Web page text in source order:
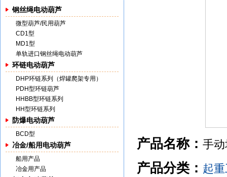
钢丝绳电动葫芦
微型葫芦/民用葫芦
CD1型
MD1型
单轨进口钢丝绳电动葫芦
环链电动葫芦
DHP环链系列（焊罐爬架专用）
PDH型环链葫芦
HHBB型环链系列
HH型环链系列
防爆电动葫芦
BCD型
冶金/船用电动葫芦
船用产品
冶金用产品
产品名称： 手
产品分类： 起